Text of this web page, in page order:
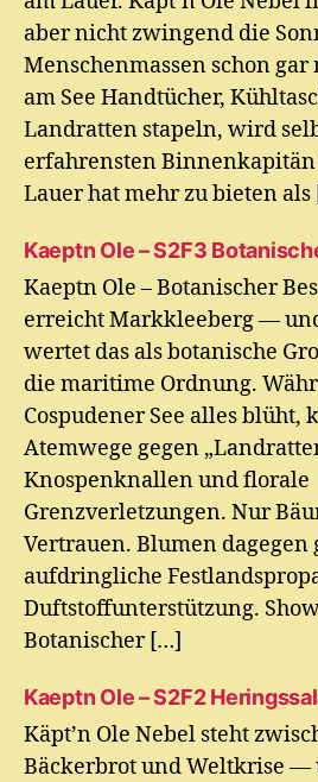
aber nicht zwingend die
Menschenmassen schon
am See Handtücher,
Landratten stapeln, wird
erfahrensten
Lauer hat mehr zu bieten als
Kaeptn Ole – S2F3
Kaeptn Ole – Botanischer
erreicht Markkleeberg —
wertet das als botanische
die maritime Ordnung.
Cospudener See alles blüht,
Atemwege gegen
Knospenknallen und florale
Grenzverletzungen. Nur
Vertrauen. Blumen dagegen
aufdringliche
Duftstoffunterstützung.
Botanischer […]
Kaeptn Ole – S2F2
Käpt’n Ole Nebel steht
Bäckerbrot und Weltkrise —